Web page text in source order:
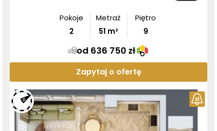
Pokoje
2
Metraż
51m²
Piętro
9
od 636 750 zł
Zapytaj o ofertę